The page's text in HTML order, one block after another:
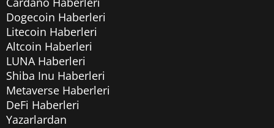
Dogecoin Haberleri
Litecoin Haberleri
Altcoin Haberleri
LUNA Haberleri
Shiba Inu Haberleri
Metaverse Haberleri
DeFi Haberleri
Yazarlardan